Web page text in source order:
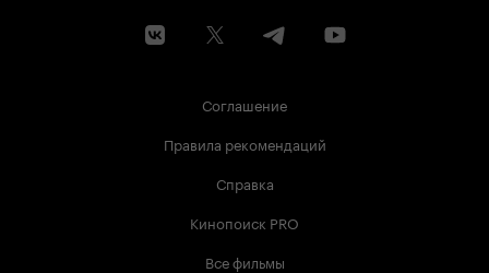
Соглашение
Правила рекомендаций
Справка
Кинопоиск PRO
Все фильмы